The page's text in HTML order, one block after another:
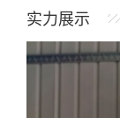
实力展示